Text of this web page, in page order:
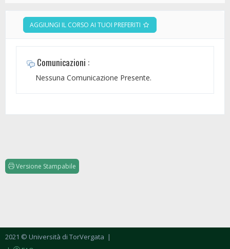
AGGIUNGI IL CORSO AI TUOI PREFERITI
Comunicazioni :
Nessuna Comunicazione Presente.
Versione Stampabile
2021 © Università di TorVergata |